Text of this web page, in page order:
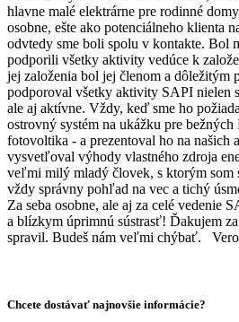
hlavne malé elektrárne pre rodinné
osobne, ešte ako potenciálneho klienta
odvtedy sme boli spolu v kontakte. Bol
podporili všetky aktivity vedúce k
jej založenia bol jej členom a dôležitým
podporoval všetky aktivity SAPI nielen
ale aj aktívne. Vždy, keď sme ho
ostrovný systém na ukážku pre
fotovoltika - a prezentoval ho na našich
vysvetľoval výhody vlastného zdroja
veľmi milý mladý človek, s ktorým som
vždy správny pohľad na vec a tichý
Za seba osobne, ale aj za celé vedenie
a blízkym úprimnú sústrasť! Ďakujem
spravil. Budeš nám veľmi chýbať.
Chcete dostávať najnovšie informácie?